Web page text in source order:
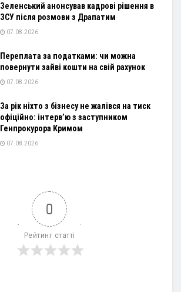
Зеленський анонсував кадрові рішення в
ЗСУ після розмови з Драпатим
07.08.2026
Переплата за податками: чи можна
повернути зайві кошти на свій рахунок
07.08.2026
За рік ніхто з бізнесу не жалівся на тиск
офіційно: інтерв’ю з заступником
Генпрокурора Кримом
07.08.2026
0
Рейтинг статті